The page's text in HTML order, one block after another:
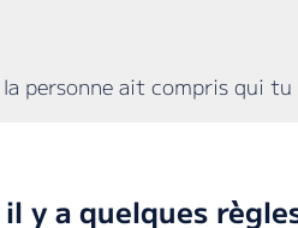
personne ait compris qui
y a quelques